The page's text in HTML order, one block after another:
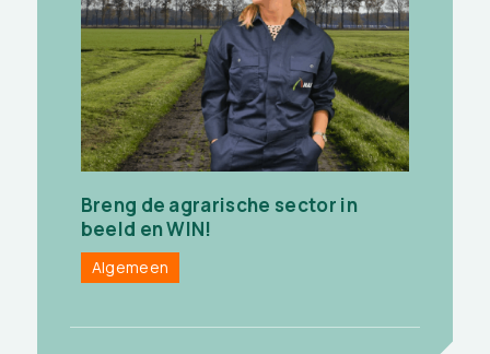
Breng de agrarische sector in
beeld en WIN!
Algemeen